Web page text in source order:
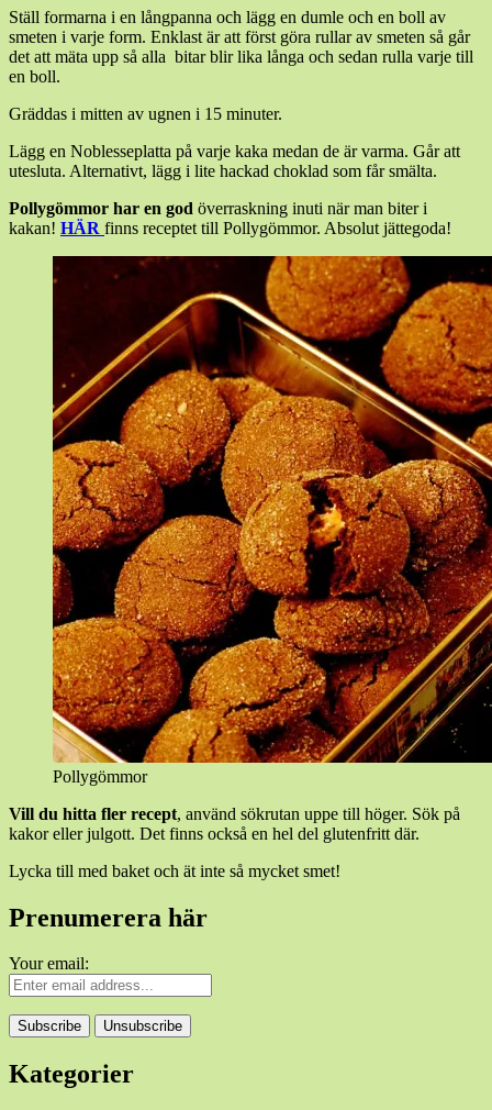
Ställ formarna i en långpanna och lägg en dumle och en boll av
smeten i varje form. Enklast är att först göra rullar av smeten så går
det att mäta upp så alla bitar blir lika långa och sedan rulla varje till
en boll.
Gräddas i mitten av ugnen i 15 minuter.
Lägg en Noblesseplatta på varje kaka medan de är varma. Går att
utesluta. Alternativt, lägg i lite hackad choklad som får smälta.
Pollygömmor har en god överraskning inuti när man biter i
kakan! HÄR finns receptet till Pollygömmor. Absolut jättegoda!
Pollygömmor
Vill du hitta fler recept, använd sökrutan uppe till höger. Sök på
kakor eller julgott. Det finns också en hel del glutenfritt där.
Lycka till med baket och ät inte så mycket smet!
Prenumerera här
Your email:
Kategorier